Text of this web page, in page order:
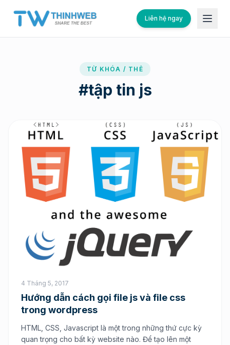
Liên hệ ngay
TỪ KHÓA / THẺ
#tập tin js
4 Tháng 5, 2017
Hướng dẫn cách gọi file js và file css
trong wordpress
HTML, CSS, Javascript là một trong những thứ cực kỳ
quan trọng cho bất kỳ website nào. Để tạo lên một